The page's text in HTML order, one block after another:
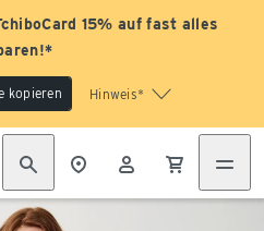
15% auf fast alles
kopieren Hinweis*